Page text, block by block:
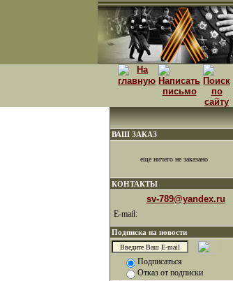
ВАШ ЗАКАЗ
еще ничего не заказано
КОНТАКТЫ
sv-789@yandex.ru
E-mail:
Подписка на новости
Подписаться
Отказ от подписки